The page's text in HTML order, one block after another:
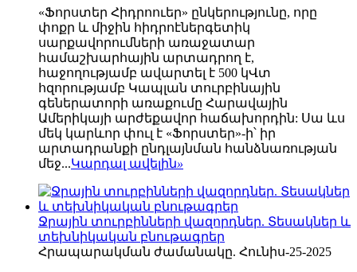
«Ֆորստեր Հիդրոուեր» ընկերությունը, որը
փոքր և միջին հիդրոէներգետիկ
սարքավորումների առաջատար
համաշխարհային արտադրող է,
հաջողությամբ ավարտել է 500 կՎտ
հզորությամբ Կապլան տուրբինային
գեներատորի առաքումը Հարավային
Ամերիկայի արժեքավոր հաճախորդին: Սա ևս
մեկ կարևոր փուլ է «Ֆորստեր»-ի՝ իր
արտադրանքի ընդլայնման հանձնառության
մեջ...Կարդալ ավելին»
Ջրային տուրբինների վազորդներ. Տեսակներ և
տեխնիկական բնութագրեր
Հրապարակման ժամանակը. Հունիս-25-2025